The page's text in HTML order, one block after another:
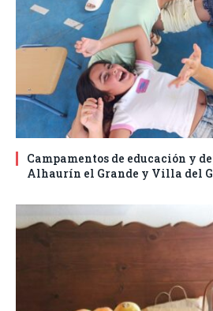
Campamentos de educación y
Alhaurín el Grande y Villa del